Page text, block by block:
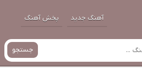
آهنگ جدید پخش آهنگ
جستجو